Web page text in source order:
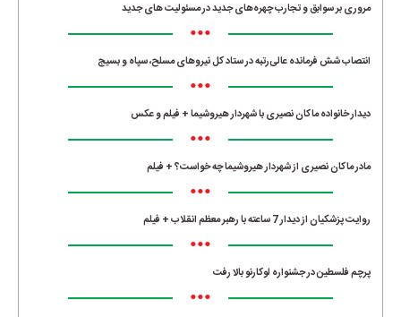
مروری بر سوابق و تجارب چهره‌های جدید در مسئولیت‌ های جدید
•••
انتصاب شش فرمانده عالی‌رتبه در ستاد کل نیروهای مسلح، سپاه و بسیج
•••
دیدار خانواده ماکان نصیری با شهردار هیروشیما + فیلم و عکس
•••
مادر ماکان نصیری از شهردار هیروشیما چه خواست؟ + فیلم
•••
روایت پزشکیان از دیدار 7 ساعته با رهبر معظم انقلاب + فیلم
•••
پرچم فلسطین در جشنواره لوکارنو بالا رفت
•••